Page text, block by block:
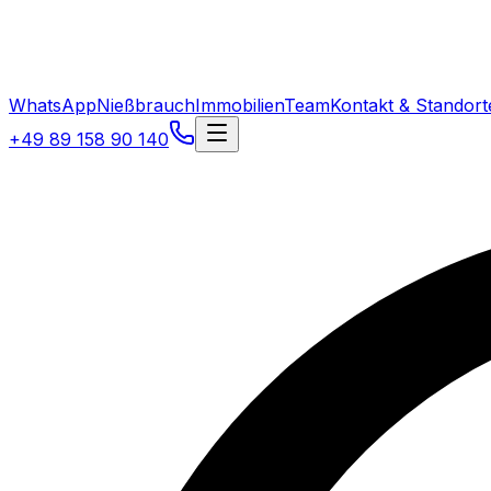
WhatsAppNießbrauchImmobilienTeamKontakt &
+49 89 158 90 140